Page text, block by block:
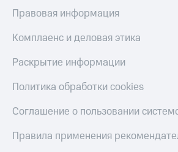
Правовая информация
Комплаенс и деловая этика
Раскрытие информации
Политика обработки cookies
Соглашение о пользовании
Правила применения